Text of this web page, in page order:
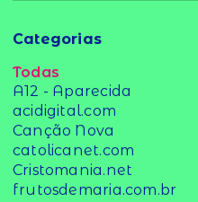
Categorias
Todas
A12 - Aparecida
acidigital.com
Canção Nova
catolicanet.com
Cristomania.net
frutosdemaria.com.br